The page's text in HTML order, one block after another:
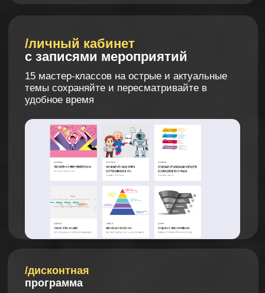
география клуба от Санкт-Петербурга до
Камчатки